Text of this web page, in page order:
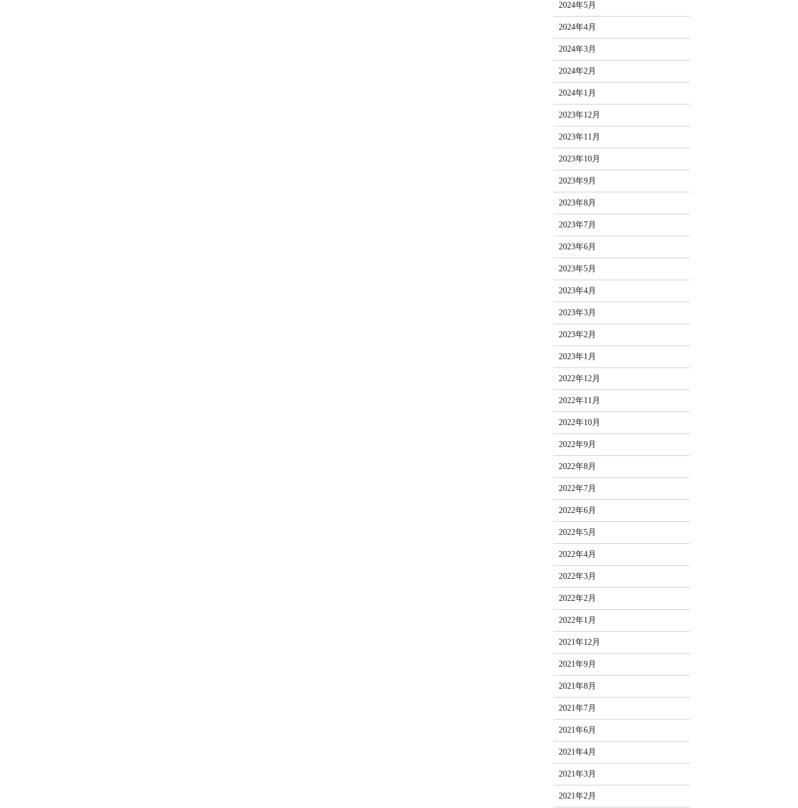
2024年5月
2024年4月
2024年3月
2024年2月
2024年1月
2023年12月
2023年11月
2023年10月
2023年9月
2023年8月
2023年7月
2023年6月
2023年5月
2023年4月
2023年3月
2023年2月
2023年1月
2022年12月
2022年11月
2022年10月
2022年9月
2022年8月
2022年7月
2022年6月
2022年5月
2022年4月
2022年3月
2022年2月
2022年1月
2021年12月
2021年9月
2021年8月
2021年7月
2021年6月
2021年4月
2021年3月
2021年2月